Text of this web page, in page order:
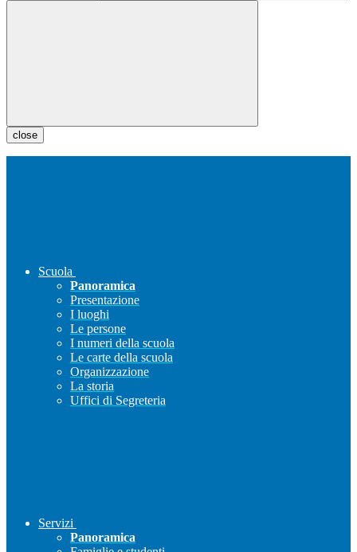
close
Scuola
Panoramica
Presentazione
I luoghi
Le persone
I numeri della scuola
Le carte della scuola
Organizzazione
La storia
Uffici di Segreteria
Servizi
Panoramica